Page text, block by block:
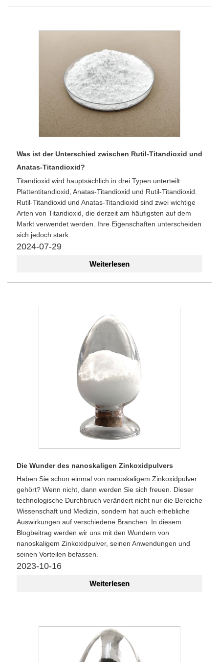
Was ist der Unterschied zwischen Rutil-Titandioxid und
Anatas-Titandioxid?
Titandioxid wird hauptsächlich in drei Typen unterteilt:
Plattentitandioxid, Anatas-Titandioxid und Rutil-Titandioxid.
Rutil-Titandioxid und Anatas-Titandioxid sind zwei wichtige
Arten von Titandioxid, die derzeit am häufigsten auf dem
Markt verwendet werden. Ihre Eigenschaften unterscheiden
sich jedoch stark.
2024-07-29
Weiterlesen
Die Wunder des nanoskaligen Zinkoxidpulvers
Haben Sie schon einmal von nanoskaligem Zinkoxidpulver
gehört? Wenn nicht, dann werden Sie sich freuen. Dieser
technologische Durchbruch verändert nicht nur die Bereiche
Wissenschaft und Medizin, sondern hat auch erhebliche
Auswirkungen auf verschiedene Branchen. In diesem
Blogbeitrag werden wir uns mit den Wundern von
nanoskaligem Zinkoxidpulver, seinen Anwendungen und
seinen Vorteilen befassen.
2023-10-16
Weiterlesen